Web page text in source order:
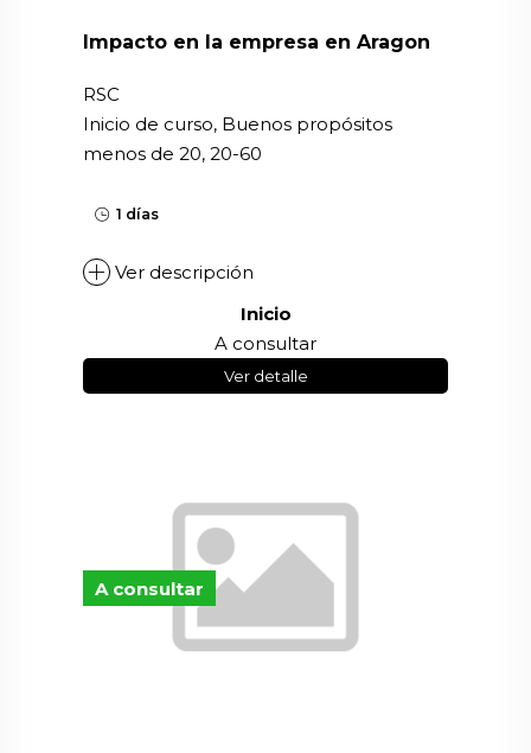
Impacto en la empresa en Aragon
RSC
Inicio de curso, Buenos propósitos
menos de 20, 20-60
1 días
Ver descripción
Inicio
A consultar
Ver detalle
A consultar